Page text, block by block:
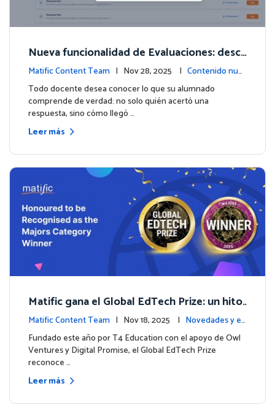
Nueva funcionalidad de Evaluaciones: descu
bre lo que tus estudiantes realmente saben
Matific Content Team | Nov 28, 2025 | Contenido nue
vo
Todo docente desea conocer lo que su alumnado
comprende de verdad: no solo quién acertó una
respuesta, sino cómo llegó …
Leer más
Matific gana el Global EdTech Prize: un hito
para la educación digital en matemáticas
Matific Content Team | Nov 18, 2025 | Novedades y ev
entos
Fundado este año por T4 Education con el apoyo de Owl
Ventures y Digital Promise, el Global EdTech Prize
reconoce …
Leer más